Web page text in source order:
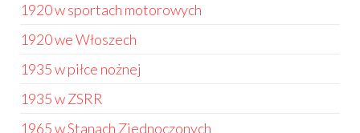
1920 w sportach motorowych
1920 we Włoszech
1935 w piłce nożnej
1935 w ZSRR
1965 w Stanach Zjednoczonych